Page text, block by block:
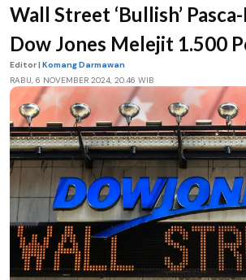
Wall Street ‘Bullish’
Dow Jones Melejit 1.500
Editor | Komang Darmawan
RABU, 6 NOVEMBER 2024, 20.46 WIB